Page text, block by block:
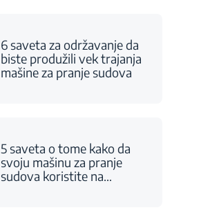
6 saveta za održavanje da
biste produžili vek trajanja
mašine za pranje sudova
5 saveta o tome kako da
svoju mašinu za pranje
sudova koristite na…